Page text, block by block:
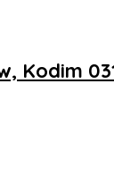
Kodim